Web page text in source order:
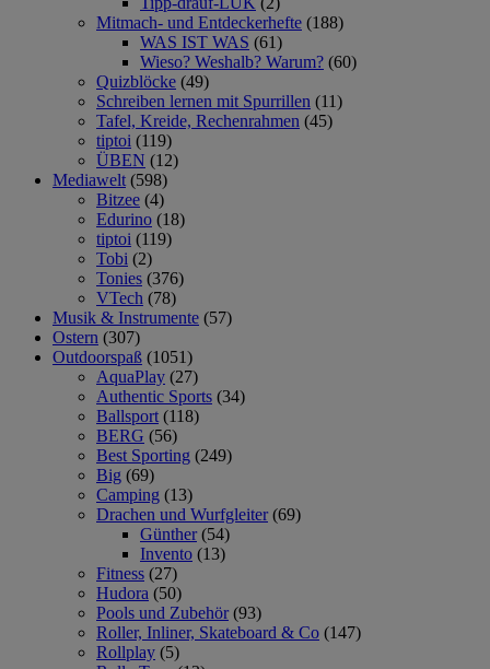
Mitmach- und Entdeckerhefte (188)
WAS IST WAS (61)
Wieso? Weshalb? Warum? (60)
Quizblöcke (49)
Schreiben lernen mit Spurrillen (11)
Tafel, Kreide, Rechenrahmen (45)
tiptoi (119)
ÜBEN (12)
Mediawelt (598)
Bitzee (4)
Edurino (18)
tiptoi (119)
Tobi (2)
Tonies (376)
VTech (78)
Musik & Instrumente (57)
Ostern (307)
Outdoorspaß (1051)
AquaPlay (27)
Authentic Sports (34)
Ballsport (118)
BERG (56)
Best Sporting (249)
Big (69)
Camping (13)
Drachen und Wurfgleiter (69)
Günther (54)
Invento (13)
Fitness (27)
Hudora (50)
Pools und Zubehör (93)
Roller, Inliner, Skateboard & Co (147)
Rollplay (5)